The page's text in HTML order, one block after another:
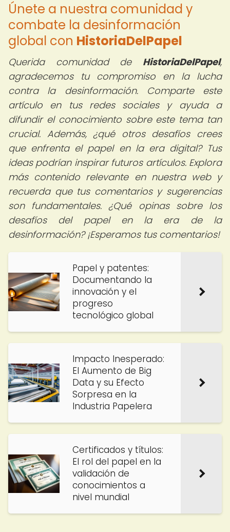
Únete a nuestra comunidad y
combate la desinformación
global con HistoriaDelPapel
Querida comunidad de HistoriaDelPapel,
agradecemos tu compromiso en la lucha
contra la desinformación. Comparte este
artículo en tus redes sociales y ayuda a
difundir el conocimiento sobre este tema tan
crucial. Además, ¿qué otros desafíos crees
que enfrenta el papel en la era digital? Tus
ideas podrían inspirar futuros artículos. Explora
más contenido relevante en nuestra web y
recuerda que tus comentarios y sugerencias
son fundamentales. ¿Qué opinas sobre los
desafíos del papel en la era de la
desinformación? ¡Esperamos tus comentarios!
Papel y patentes:
Documentando la
innovación y el
progreso
tecnológico global
Impacto Inesperado:
El Aumento de Big
Data y su Efecto
Sorpresa en la
Industria Papelera
Certificados y títulos:
El rol del papel en la
validación de
conocimientos a
nivel mundial